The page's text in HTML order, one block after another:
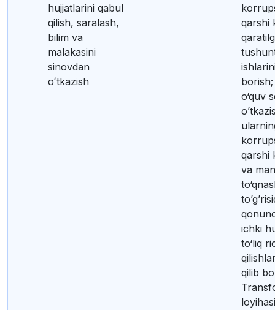
hujjatlarini qabul
qilish, saralash,
bilim va
malakasini
sinovdan
oʻtkazish
qarshi
o‘quv
qarshi
va
ichki
to‘liq
qilib